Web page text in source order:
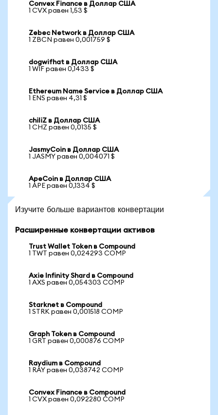
Convex Finance в Доллар США
1 CVX равен 1,53 $
Zebec Network в Доллар США
1 ZBCN равен 0,001759 $
dogwifhat в Доллар США
1 WIF равен 0,1433 $
Ethereum Name Service в Доллар США
1 ENS равен 4,31 $
chiliZ в Доллар США
1 CHZ равен 0,0135 $
JasmyCoin в Доллар США
1 JASMY равен 0,004071 $
ApeCoin в Доллар США
1 APE равен 0,1334 $
Изучите больше вариантов конвертации
Расширенные конвертации активов
Trust Wallet Token в Compound
1 TWT равен 0,024293 COMP
Axie Infinity Shard в Compound
1 AXS равен 0,054303 COMP
Starknet в Compound
1 STRK равен 0,001518 COMP
Graph Token в Compound
1 GRT равен 0,000876 COMP
Raydium в Compound
1 RAY равен 0,038742 COMP
Convex Finance в Compound
1 CVX равен 0,092280 COMP